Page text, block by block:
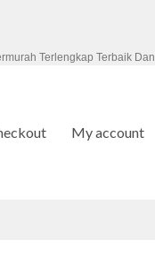
Terlengkap Terbaik
My account